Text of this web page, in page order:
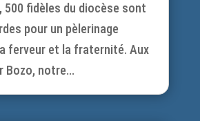
500 fidèles du diocèse sont
pour un pèlerinage
ferveur et la fraternité. Aux
Bozo, notre...